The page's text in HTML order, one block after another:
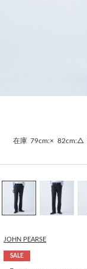
在庫 79cm:× 82cm:△
JOHN PEARSE
SALE